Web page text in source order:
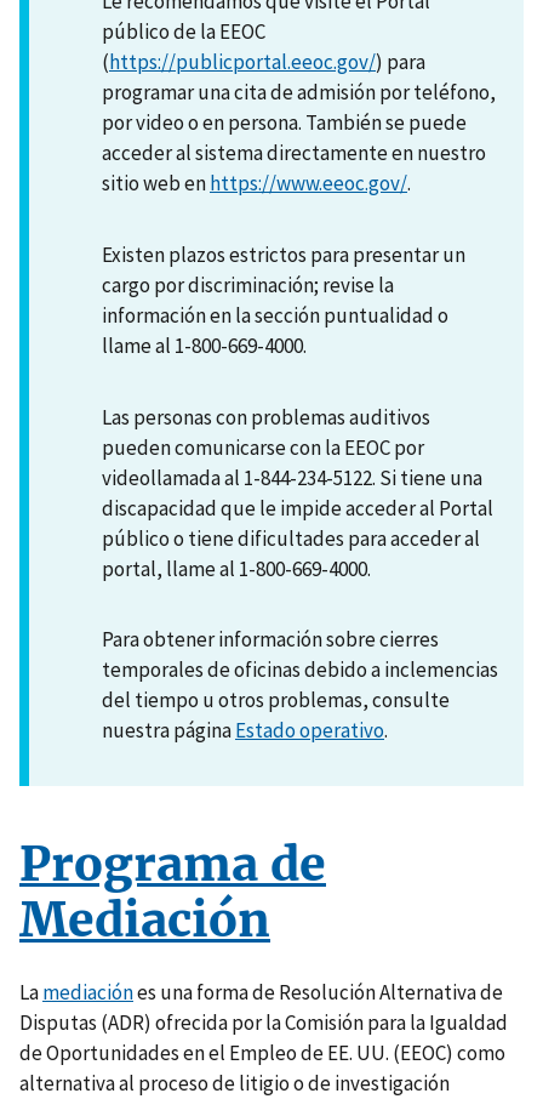
público de la EEOC
(https://publicportal.eeoc.gov/) para
programar una cita de admisión por teléfono,
por video o en persona. También se puede
acceder al sistema directamente en nuestro
sitio web enhttps://www.eeoc.gov/.
Existen plazos estrictos para presentar un
cargo por discriminación; revise la
información en la sección puntualidad o
llame al 1-800-669-4000.
Las personas con problemas auditivos
pueden comunicarse con la EEOC por
videollamada al 1-844-234-5122. Si tiene una
discapacidad que le impide acceder al Portal
público o tiene dificultades para acceder al
portal, llame al 1-800-669-4000.
Para obtener información sobre cierres
temporales de oficinas debido a inclemencias
del tiempo u otros problemas, consulte
nuestra páginaEstado operativo.
Programa de
Mediación
Lamediaciónes una forma de Resolución Alternativa de
Disputas (ADR) ofrecida por la Comisión para la Igualdad
de Oportunidades en el Empleo de EE. UU. (EEOC) como
alternativa al proceso de litigio o de investigación